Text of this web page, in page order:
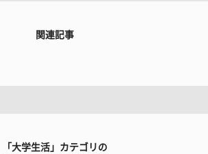
関連記事
「大学生活」カテゴリの